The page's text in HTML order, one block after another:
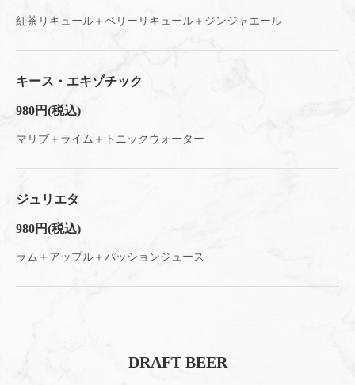
紅茶リキュール＋ベリーリキュール＋ジンジャエール
キース・エキゾチック
980円(税込)
マリブ＋ライム＋トニックウォーター
ジュリエタ
980円(税込)
ラム＋アップル＋パッションジュース
DRAFT BEER